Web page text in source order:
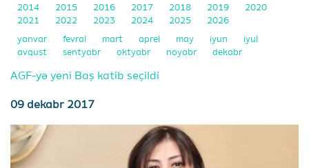
2014
2015 2016 2017 2018 2019
2020
2021
2022 2023 2024 2025 2026
yanvar fevral mart aprel may iyun
iyul
avqust
sentyabr oktyabr noyabr dekabr
AGF-yə yeni Baş katib seçildi
09 dekabr 2017